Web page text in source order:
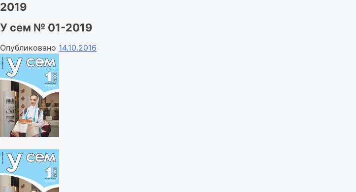
2019
У сем № 01-2019
Опубликовано 14.10.2016